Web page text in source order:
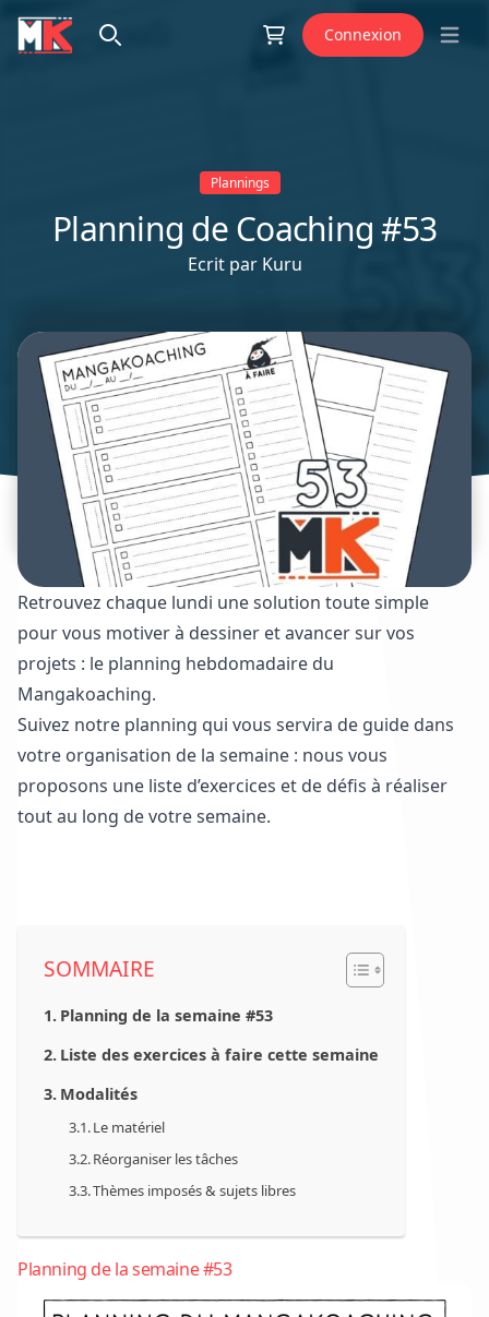
Aller au contenu
Connexion Open
Plannings
Planning de Coaching #53
Ecrit par Kuru
Retrouvez chaque lundi une solution toute simple
pour vous motiver à dessiner et avancer sur vos
projets : le planning hebdomadaire du
Mangakoaching.
Suivez notre planning qui vous servira de guide dans
votre organisation de la semaine : nous vous
proposons une liste d’exercices et de défis à réaliser
tout au long de votre semaine.
SOMMAIRE
Planning de la semaine #53
Liste des exercices à faire cette semaine
Modalités
Le matériel
Réorganiser les tâches
Thèmes imposés & sujets libres
Planning de la semaine #53